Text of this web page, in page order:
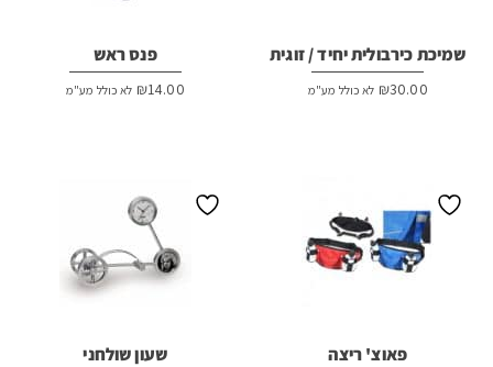
שמיכת כירבולית יחיד / זוגית
₪30.00 לא כולל מע"מ
פנס ראש
₪14.00 לא כולל מע"מ
פאוצ' ריצה שעון שולחני